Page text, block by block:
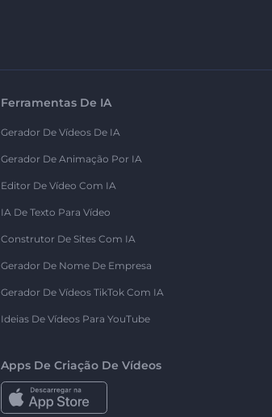
Ferramentas De IA
Gerador De Vídeos De IA
Gerador De Animação Por IA
Editor De Vídeo Com IA
IA De Texto Para Vídeo
Construtor De Sites Com IA
Gerador De Nome De Empresa
Gerador De Vídeos TikTok Com IA
Ideias De Vídeos Para YouTube
Apps De Criação De Vídeos